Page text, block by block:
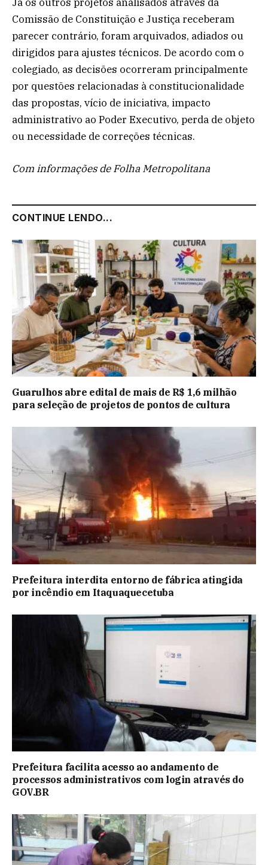
Comissão de Constituição e Justiça receberam
parecer contrário, foram arquivados, adiados ou
dirigidos para ajustes técnicos. De acordo com o
colegiado, as decisões ocorreram principalmente
por questões relacionadas à constitucionalidade
das propostas, vício de iniciativa, impacto
administrativo ao Poder Executivo, perda de objeto
ou necessidade de correções técnicas.
Com informações de Folha Metropolitana
CONTINUE LENDO...
Guarulhos abre edital de mais de R$ 1,6 milhão
para seleção de projetos de pontos de cultura
Prefeitura interdita entorno de fábrica atingida
por incêndio em Itaquaquecetuba
Prefeitura facilita acesso ao andamento de
processos administrativos com login através do
GOV.BR